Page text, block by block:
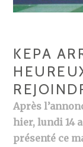
KEPA
Après
hier, lundi 14
présenté ce